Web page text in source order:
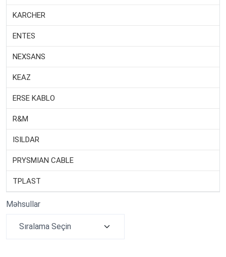
KARCHER
ENTES
NEXSANS
KEAZ
ERSE KABLO
R&M
ISILDAR
PRYSMIAN CABLE
TPLAST
Məhsullar